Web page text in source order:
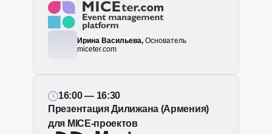
Ирина Васильева, Основатель
miceter.com
16:00 — 16:30
Презентация Дилижана (Армения)
для MICE-проектов